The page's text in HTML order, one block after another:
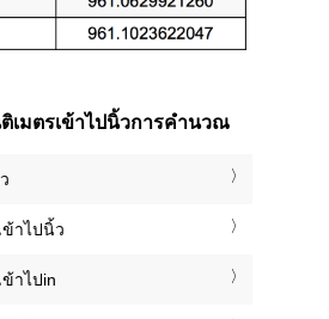
เมตรเข้าไปนิ้วการคำนวณ
ข้าไปนิ้ว
าไปin